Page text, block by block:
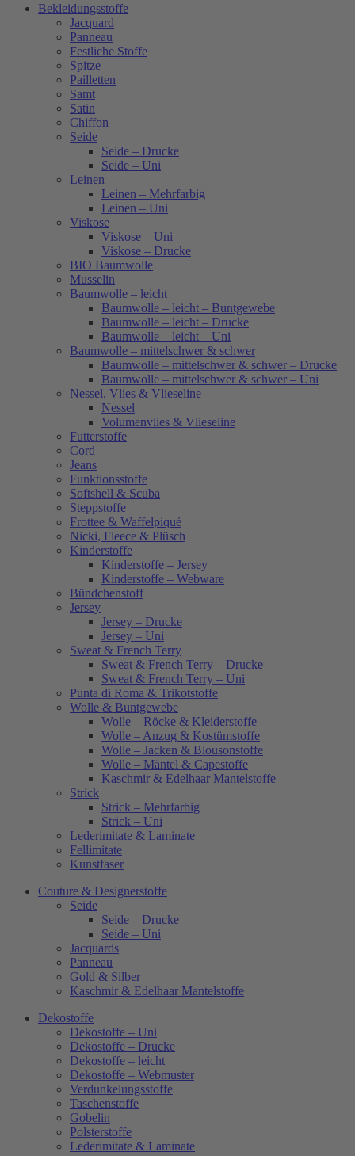
Bekleidungsstoffe
Jacquard
Panneau
Festliche Stoffe
Spitze
Pailletten
Samt
Satin
Chiffon
Seide
Seide – Drucke
Seide – Uni
Leinen
Leinen – Mehrfarbig
Leinen – Uni
Viskose
Viskose – Uni
Viskose – Drucke
BIO Baumwolle
Musselin
Baumwolle – leicht
Baumwolle – leicht – Buntgewebe
Baumwolle – leicht – Drucke
Baumwolle – leicht – Uni
Baumwolle – mittelschwer & schwer
Baumwolle – mittelschwer & schwer – Drucke
Baumwolle – mittelschwer & schwer – Uni
Nessel, Vlies & Vlieseline
Nessel
Volumenvlies & Vlieseline
Futterstoffe
Cord
Jeans
Funktionsstoffe
Softshell & Scuba
Steppstoffe
Frottee & Waffelpiqué
Nicki, Fleece & Plüsch
Kinderstoffe
Kinderstoffe – Jersey
Kinderstoffe – Webware
Bündchenstoff
Jersey
Jersey – Drucke
Jersey – Uni
Sweat & French Terry
Sweat & French Terry – Drucke
Sweat & French Terry – Uni
Punta di Roma & Trikotstoffe
Wolle & Buntgewebe
Wolle – Röcke & Kleiderstoffe
Wolle – Anzug & Kostümstoffe
Wolle – Jacken & Blousonstoffe
Wolle – Mäntel & Capestoffe
Kaschmir & Edelhaar Mantelstoffe
Strick
Strick – Mehrfarbig
Strick – Uni
Lederimitate & Laminate
Fellimitate
Kunstfaser
Couture & Designerstoffe
Seide
Seide – Drucke
Seide – Uni
Jacquards
Panneau
Gold & Silber
Kaschmir & Edelhaar Mantelstoffe
Dekostoffe
Dekostoffe – Uni
Dekostoffe – Drucke
Dekostoffe – leicht
Dekostoffe – Webmuster
Verdunkelungsstoffe
Taschenstoffe
Gobelin
Polsterstoffe
Lederimitate & Laminate